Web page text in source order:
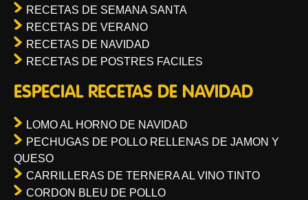
RECETAS DE SEMANA SANTA
RECETAS DE VERANO
RECETAS DE NAVIDAD
RECETAS DE POSTRES FACILES
ESPECIAL RECETAS DE NAVIDAD
LOMO AL HORNO DE NAVIDAD
PECHUGAS DE POLLO RELLENAS DE JAMON Y
QUESO
CARRILLERAS DE TERNERA AL VINO TINTO
CORDON BLEU DE POLLO